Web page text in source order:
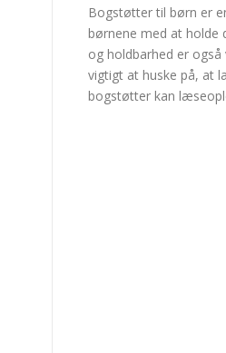
Bogstøtter til børn er
børnene med at holde
og holdbarhed er
vigtigt at huske på, at
bogstøtter kan